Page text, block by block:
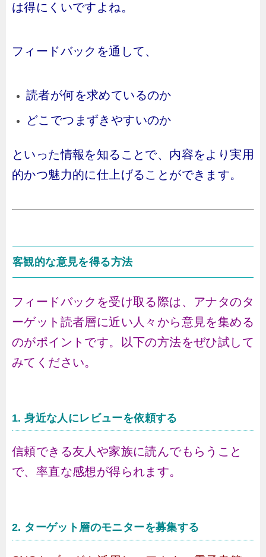
は得にくいですよね。
フィードバックを通して、
読者が何を求めているのか
どこでつまずきやすいのか
といった情報を知ることで、内容をより実用
的かつ魅力的に仕上げることができます。
客観的な意見を得る方法
フィードバックを受け取る際は、アナタのタ
ーゲット読者層に近い人々から意見を集める
のがポイントです。以下の方法をぜひ試して
みてください。
1. 身近な人にレビューを依頼する
信頼できる友人や家族に読んでもらうこと
で、率直な感想が得られます。
2. ターゲット層のモニターを募集する